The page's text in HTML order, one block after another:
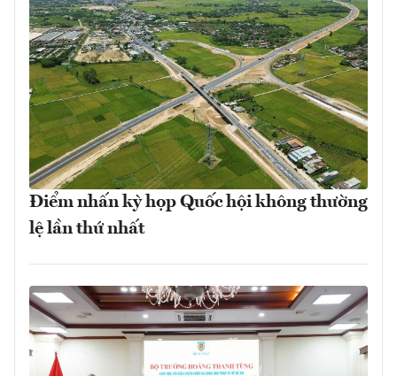
Điểm nhấn kỳ họp Quốc hội không thường
lệ lần thứ nhất